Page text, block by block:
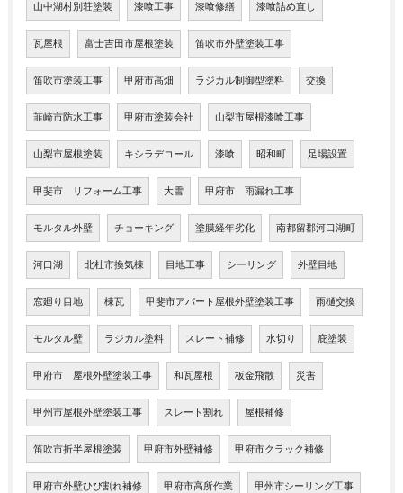
山中湖村別荘塗装 漆喰工事 漆喰修繕 漆喰詰め直し
瓦屋根 富士吉田市屋根塗装 笛吹市外壁塗装工事
笛吹市塗装工事 甲府市高畑 ラジカル制御型塗料 交換
韮崎市防水工事 甲府市塗装会社 山梨市屋根漆喰工事
山梨市屋根塗装 キシラデコール 漆喰 昭和町 足場設置
甲斐市 リフォーム工事 大雪 甲府市 雨漏れ工事
モルタル外壁 チョーキング 塗膜経年劣化 南都留郡河口湖町
河口湖 北杜市換気棟 目地工事 シーリング 外壁目地
窓廻り目地 棟瓦 甲斐市アパート屋根外壁塗装工事 雨樋交換
モルタル壁 ラジカル塗料 スレート補修 水切り 庇塗装
甲府市 屋根外壁塗装工事 和瓦屋根 板金飛散 災害
甲州市屋根外壁塗装工事 スレート割れ 屋根補修
笛吹市折半屋根塗装 甲府市外壁補修 甲府市クラック補修
甲府市外壁ひび割れ補修 甲府市高所作業 甲州市シーリング工事